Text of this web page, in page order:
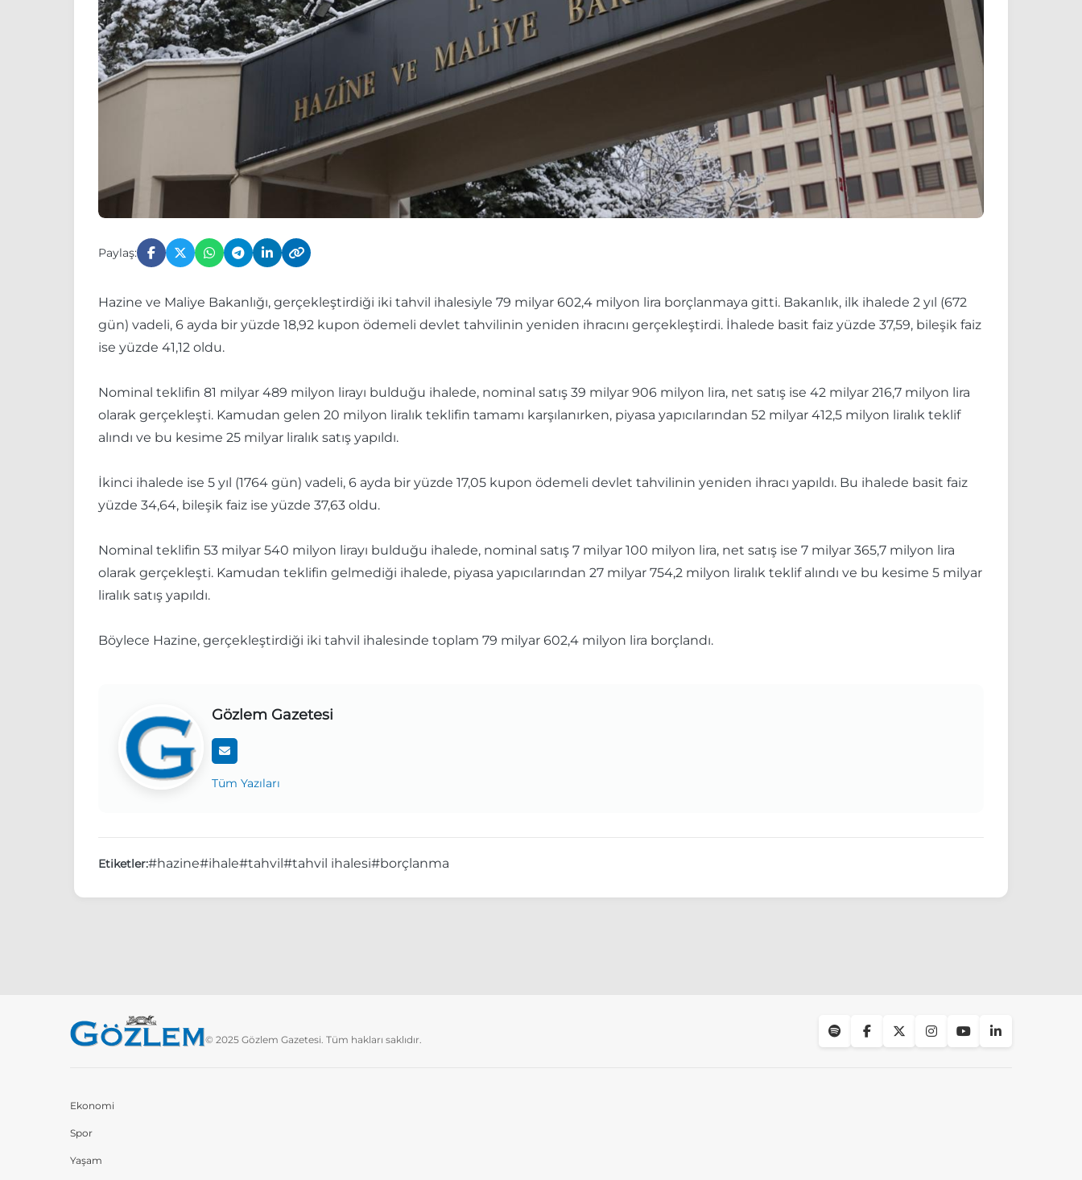
Paylaş:
Hazine ve Maliye Bakanlığı, gerçekleştirdiği iki tahvil ihalesiyle 79 milyar 602,4 milyon lira borçlanmaya gitti. Bakanlık, ilk ihalede 2 yıl (672
gün) vadeli, 6 ayda bir yüzde 18,92 kupon ödemeli devlet tahvilinin yeniden ihracını gerçekleştirdi. İhalede basit faiz yüzde 37,59, bileşik faiz
ise yüzde 41,12 oldu.
Nominal teklifin 81 milyar 489 milyon lirayı bulduğu ihalede, nominal satış 39 milyar 906 milyon lira, net satış ise 42 milyar 216,7 milyon lira
olarak gerçekleşti. Kamudan gelen 20 milyon liralık teklifin tamamı karşılanırken, piyasa yapıcılarından 52 milyar 412,5 milyon liralık teklif
alındı ve bu kesime 25 milyar liralık satış yapıldı.
İkinci ihalede ise 5 yıl (1764 gün) vadeli, 6 ayda bir yüzde 17,05 kupon ödemeli devlet tahvilinin yeniden ihracı yapıldı. Bu ihalede basit faiz
yüzde 34,64, bileşik faiz ise yüzde 37,63 oldu.
Nominal teklifin 53 milyar 540 milyon lirayı bulduğu ihalede, nominal satış 7 milyar 100 milyon lira, net satış ise 7 milyar 365,7 milyon lira
olarak gerçekleşti. Kamudan teklifin gelmediği ihalede, piyasa yapıcılarından 27 milyar 754,2 milyon liralık teklif alındı ve bu kesime 5 milyar
liralık satış yapıldı.
Böylece Hazine, gerçekleştirdiği iki tahvil ihalesinde toplam 79 milyar 602,4 milyon lira borçlandı.
Gözlem Gazetesi
Tüm Yazıları
Etiketler:#hazine#ihale#tahvil#tahvil ihalesi#borçlanma
© 2025 Gözlem Gazetesi. Tüm hakları saklıdır.
Ekonomi
Spor
Yaşam